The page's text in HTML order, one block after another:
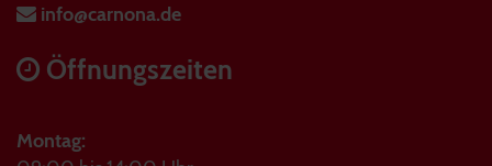
info@carnona.de
Öffnungszeiten
Montag: